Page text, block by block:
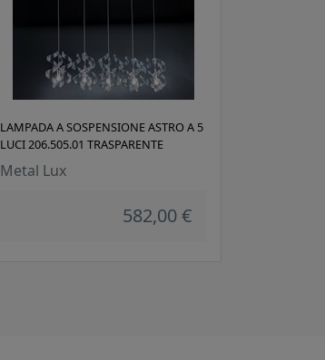
LAMPADA A SOSPENSIONE ASTRO A 5
LUCI 206.505.01 TRASPARENTE
Metal Lux
582,00 €